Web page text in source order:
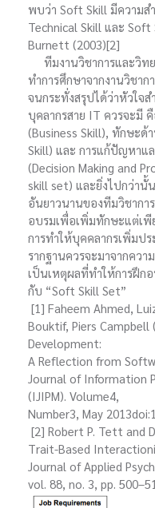
พบว่า Soft Skill มีความ
Technical Skill และ
Burnett (2003)[2]
ทีมงานวิชาการและวิทย
ทำการศึกษาจากงานวิชา
จนกระทั่งสรุปได้ว่าหัวใจ
บุคลากรสาย IT ควรจะมี
(Business Skill), ทักษะด้
Skill) และ การแก้ปัญหาแ
(Decision Making and
skill set) และยิ่งไปกว่านั้
อันยาวนานของทีมวิชากา
อบรมเพื่อเพิ่มทักษะแต่เพี
การทำให้บุคคลากรเพิ่มป
รากฐานควรจะมาจากคว
เป็นเหตุผลที่ทำให้การฝึก
กับ “Soft Skill Set”
[1] Faheem Ahmed,
Bouktif, Piers
Development:
A Reflection from
Journal of Information
(IJIPM). Volume4,
Number3, May
[2] Robert P. Tett and
Trait-Based
Journal of Applied
vol. 88, no. 3, pp.